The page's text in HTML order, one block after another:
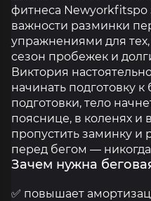
фитнеса Newyorkfitspo
важности разминки
упражнениями для
сезон пробежек и
Виктория
начинать подготовку
подготовки, тело
пояснице, в коленях и
пропустить заминку и
перед бегом —
Зачем нужна
✅ повышает